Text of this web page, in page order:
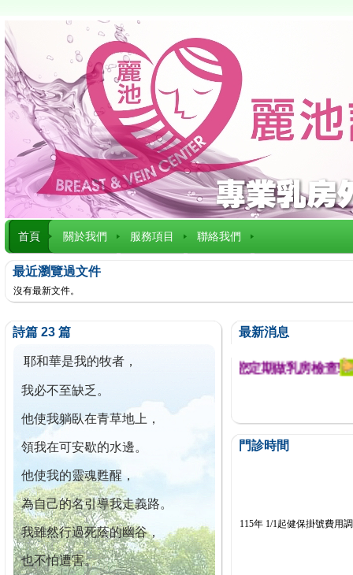
首頁 關於我們 服務項目 聯絡我們
最近瀏覽過文件
沒有最新文件。
詩篇 23 篇
耶和華是我的牧者，
我必不至缺乏。
他使我躺臥在青草地上，
領我在可安歇的水邊。
他使我的靈魂甦醒，
為自己的名引導我走義路。
我雖然行過死蔭的幽谷，
也不怕遭害。
最新消息
幕迄今已篩檢出1700位乳癌患者,提醒您定期做乳房檢查!
門診時間
115年 1/1起健保掛號費用